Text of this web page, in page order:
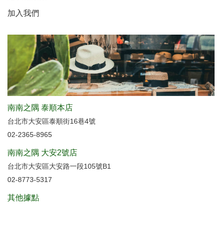
加入我們
南南之隅 泰順本店
台北市大安區泰順街16巷4號
02-2365-8965
南南之隅 大安2號店
台北市大安區大安路一段105號B1
02-8773-5317
其他據點